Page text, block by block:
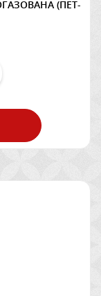
(ПЕТ-